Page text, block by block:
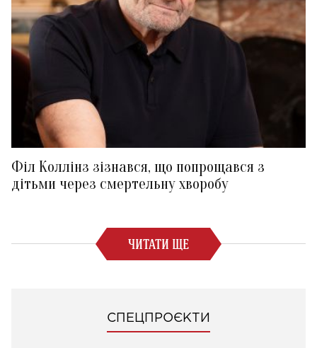
Філ Коллінз зізнався, що попрощався з
дітьми через смертельну хворобу
ЧИТАТИ ЩЕ
СПЕЦПРОЄКТИ